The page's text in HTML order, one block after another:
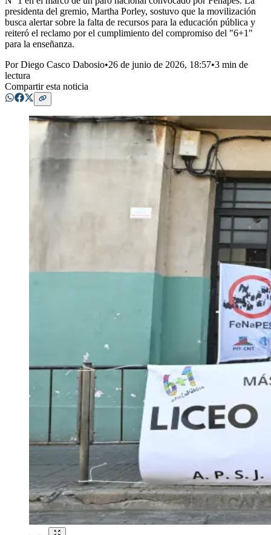
presidenta del gremio, Martha Porley, sostuvo que la movilización
busca alertar sobre la falta de recursos para la educación pública y
reiteró el reclamo por el cumplimiento del compromiso del "6+1"
para la enseñanza.
PorDiego Casco Dabosio•26 de junio de 2026, 18:57•3 min de
lectura
Compartir esta noticia